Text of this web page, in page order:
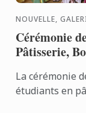
NOUVELLE,
Cérémonie
Pâtisserie,
La cérémonie
étudiants en